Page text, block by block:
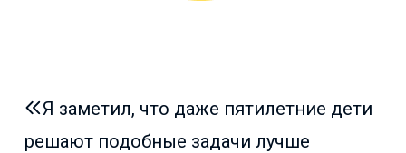
Я заметил, что даже пятилетние дети
решают подобные задачи лучше